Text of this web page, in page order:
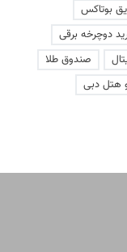
بوتاکس
دوچرخه برقی
صندوق طلا
هتل دبی